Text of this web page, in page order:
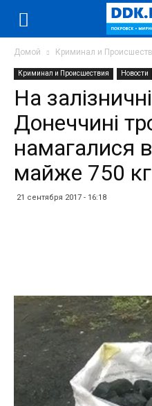
Домой Криминал и
Криминал и Происшествия Новости
На
Донеччині
намагалися
майже 750 кг
21 сентября 2017 - 16:18